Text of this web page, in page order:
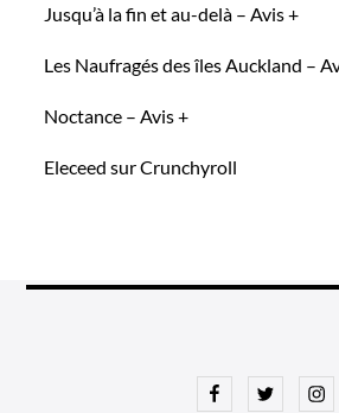
Jusqu’à la fin et au-delà – Avis +
Les Naufragés des îles Auckland –
Noctance – Avis +
Eleceed sur Crunchyroll
FacebookTwitter